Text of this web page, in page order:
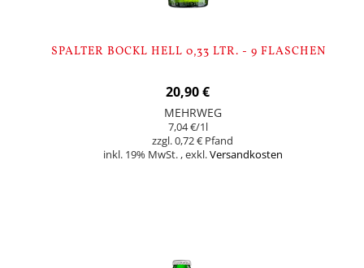
SPALTER BOCKL HELL 0,33 LTR. - 9 FLASCHEN
20,90 €
MEHRWEG
7,04 €/1l
0,72 €
inkl. 19% MwSt. ,exkl.Versandkosten